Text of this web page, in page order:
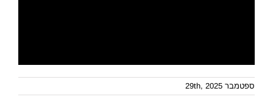
ספטמבר 29th, 2025